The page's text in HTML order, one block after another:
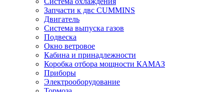
Запчасти к двс CUMMINS
Двигатель
Система выпуска газов
Подвеска
Окно ветровое
Кабина и принадлежности
Коробка отбора мощности КАМАЗ
Приборы
Электрооборудование